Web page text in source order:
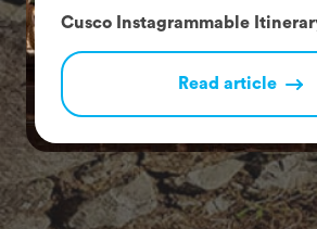
Cusco Instagrammable
Read article